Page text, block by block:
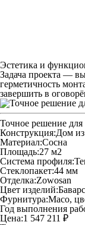
Эстетика и
Задача проекта —
герметичность
завершить в
Точное решение для
Конструкция:Дом из
Материал:Сосна
Площадь:27 м2
Система профиля:
Стеклопакет:44 мм
Отделка:Zowosan
Цвет изделий:
Фурнитура:Maco,
Год выполнения
Цена:1 547 211 ₽